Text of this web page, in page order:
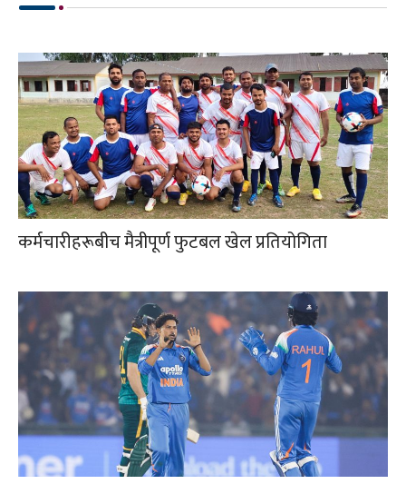
कर्मचारीहरूबीच मैत्रीपूर्ण फुटबल खेल प्रतियोगिता